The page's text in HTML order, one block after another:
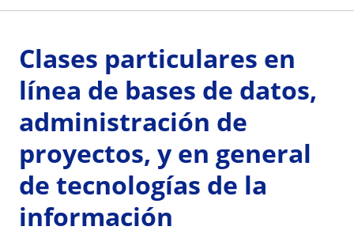
Clases particulares en
línea de bases de datos,
administración de
proyectos, y en general
de tecnologías de la
información